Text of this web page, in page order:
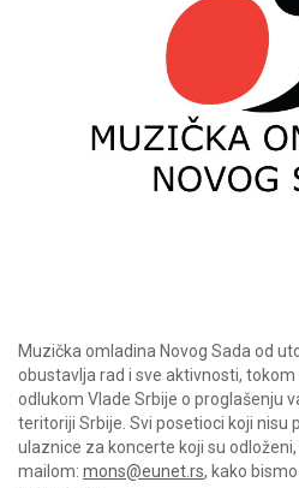
Muzička omladina Novog Sada od
obustavlja rad i sve aktivnosti,
odlukom Vlade Srbije o proglašenju
teritoriji Srbije. Svi posetioci koji nisu
ulaznice za koncerte koji su
mailom: mons@eunet.rs, kako